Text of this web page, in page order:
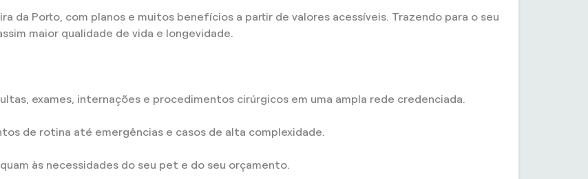
da Porto, com planos e muitos benefícios a partir de valores acessíveis. Trazendo para o seu
maior qualidade de vida e longevidade.
exames, internações e procedimentos cirúrgicos em uma ampla rede credenciada.
de rotina até emergências e casos de alta complexidade.
às necessidades do seu pet e do seu orçamento.